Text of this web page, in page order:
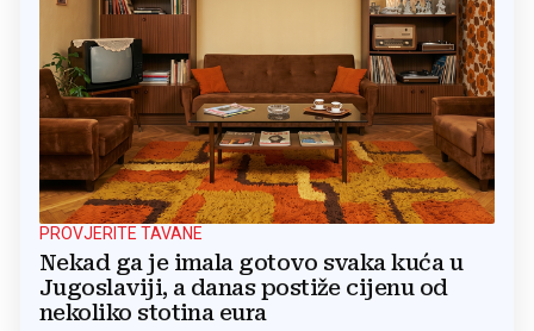
PROVJERITE TAVANE
Nekad ga je imala gotovo svaka kuća u
Jugoslaviji, a danas postiže cijenu od
nekoliko stotina eura